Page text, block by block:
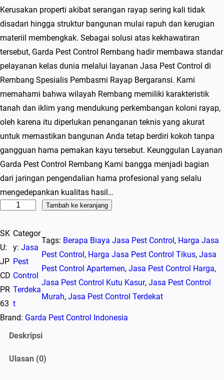
Kerusakan properti akibat serangan rayap sering kali tidak
disadari hingga struktur bangunan mulai rapuh dan kerugian
materiil membengkak. Sebagai solusi atas kekhawatiran
tersebut, Garda Pest Control Rembang hadir membawa standar
pelayanan kelas dunia melalui layanan Jasa Pest Control di
Rembang Spesialis Pembasmi Rayap Bergaransi. Kami
memahami bahwa wilayah Rembang memiliki karakteristik
tanah dan iklim yang mendukung perkembangan koloni rayap,
oleh karena itu diperlukan penanganan teknis yang akurat
untuk memastikan bangunan Anda tetap berdiri kokoh tanpa
gangguan hama pemakan kayu tersebut. Keunggulan Layanan
Garda Pest Control Rembang Kami bangga menjadi bagian
dari jaringan pengendalian hama profesional yang selalu
mengedepankan kualitas hasil…
a
n
t
i
t
a
s
Tambah ke keranjang
SK
U:
JP
CD
PR
63
Categor
y: Jasa
Pest
Control
Terdeka
t
Tags: Berapa Biaya Jasa Pest Control , Harga Jasa
Pest Control , Harga Jasa Pest Control Tikus, Jasa
Pest Control Apartemen, Jasa Pest Control Harga,
Jasa Pest Control Kutu Kasur, Jasa Pest Control
Murah, Jasa Pest Control Terdekat
Brand: Garda Pest Control Indonesia
Deskripsi
Ulasan (0)